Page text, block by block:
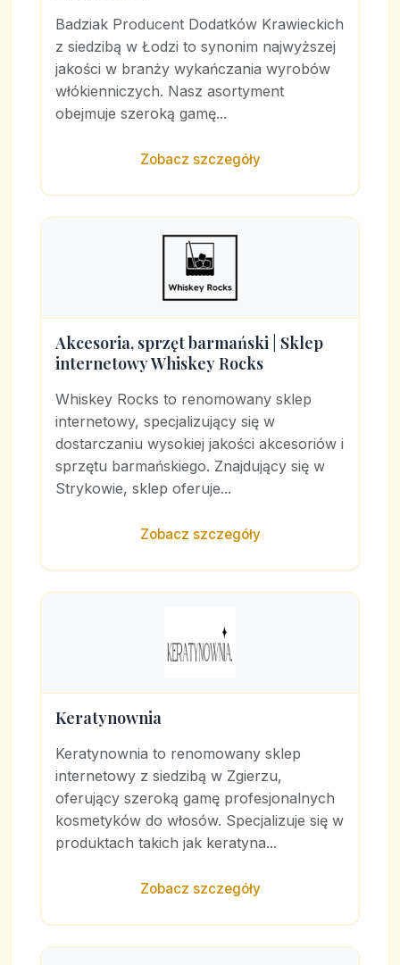
Badziak Producent Dodatków Krawieckich
z siedzibą w Łodzi to synonim najwyższej
jakości w branży wykańczania wyrobów
włókienniczych. Nasz asortyment
obejmuje szeroką gamę...
Zobacz szczegóły
Akcesoria, sprzęt barmański | Sklep
internetowy Whiskey Rocks
Whiskey Rocks to renomowany sklep
internetowy, specjalizujący się w
dostarczaniu wysokiej jakości akcesoriów i
sprzętu barmańskiego. Znajdujący się w
Strykowie, sklep oferuje...
Zobacz szczegóły
Keratynownia
Keratynownia to renomowany sklep
internetowy z siedzibą w Zgierzu,
oferujący szeroką gamę profesjonalnych
kosmetyków do włosów. Specjalizuje się w
produktach takich jak keratyna...
Zobacz szczegóły